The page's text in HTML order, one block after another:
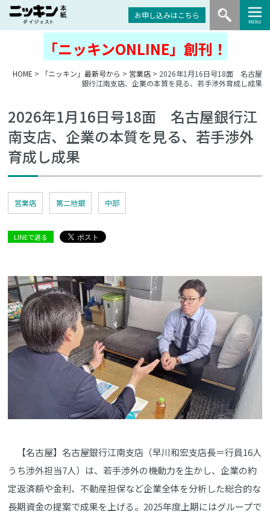
お申し込みはこちら
「ニッキンONLINE」創刊！
HOME > 「ニッキン」最新号から > 営業店> 2026年1月16日号18面 名古屋
銀行江南支店、企業の本質を見る、若手渉外育成し成果
2026年1月16日号18面 名古屋銀行江
南支店、企業の本質を見る、若手渉外
育成し成果
営業店 第二地銀 中部
LINEで送る
【名古屋】名古屋銀行江南支店（早川和宏支店長＝行員16人
うち渉外担当7人）は、若手渉外の機動力を生かし、企業の約
定返済額や金利、不動産担保など企業全体を分析した総合的な
長期資金の提案で成果を上げる。2025年度上期にはグループで